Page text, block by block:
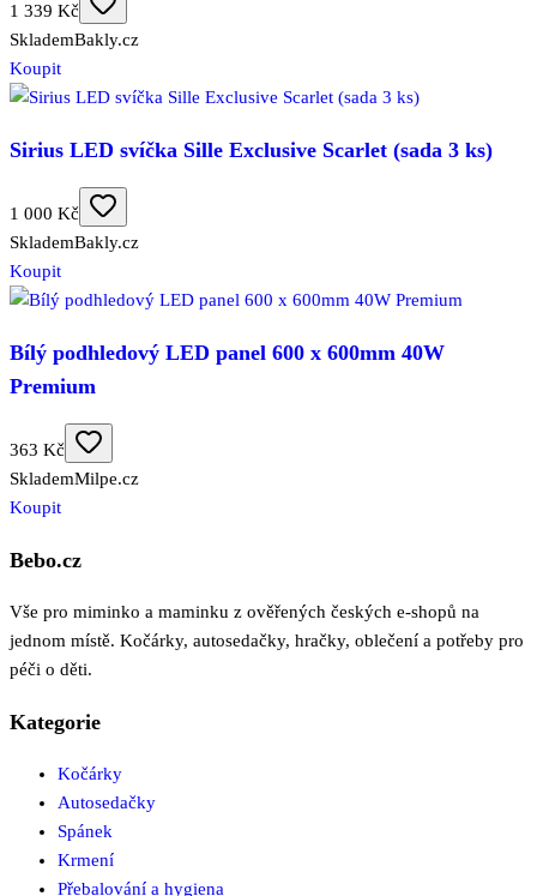
1 339 Kč
SklademBakly.cz
Koupit
Sirius LED svíčka Sille Exclusive Scarlet (sada 3 ks)
1 000 Kč
SklademBakly.cz
Koupit
Bílý podhledový LED panel 600 x 600mm 40W
Premium
363 Kč
SklademMilpe.cz
Koupit
Bebo.cz
Vše pro miminko a maminku z ověřených českých e-shopů na
jednom místě. Kočárky, autosedačky, hračky, oblečení a potřeby pro
péči o děti.
Kategorie
Kočárky
Autosedačky
Spánek
Krmení
Přebalování a hygiena